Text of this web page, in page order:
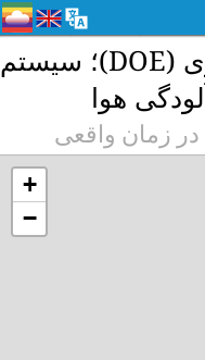
وزارت محیط زیست مالزی (DOE)؛ سیستم
هوا
زمان واقعی
+
−